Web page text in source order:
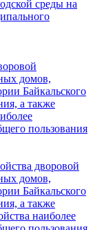
среды на
домов,
Байкальского
а также
пользования
дворовой
домов,
Байкальского
а также
наиболее